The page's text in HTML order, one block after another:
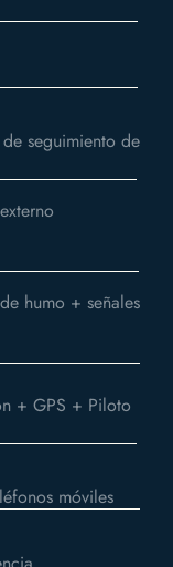
seguimiento de
humo + señales
+ GPS + Piloto
móviles